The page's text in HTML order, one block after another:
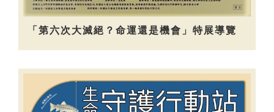
「第六次大滅絕？命運還是機會」特展導覽